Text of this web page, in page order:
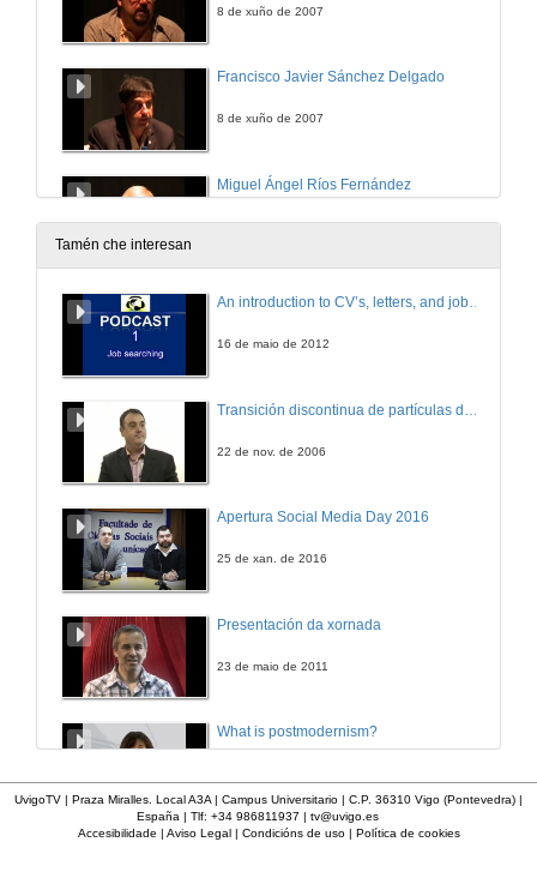
8 de xuño de 2007
Francisco Javier Sánchez Delgado
8 de xuño de 2007
Miguel Ángel Ríos Fernández
8 de xuño de 2007
Tamén che interesan
An introduction to CV’s, letters, and job searching
16 de maio de 2012
22 de nov. de 2006
Apertura Social Media Day 2016
25 de xan. de 2016
Presentación da xornada
23 de maio de 2011
What is postmodernism?
Presentación 'Mulleres no software libre'
UvigoTV | Praza Miralles. Local A3A | Campus Universitario | C.P. 36310 Vigo (Pontevedra) |
España | Tlf: +34 986811937 | tv@uvigo.es
Accesibilidade | Aviso Legal| Condicións de uso| Política de cookies